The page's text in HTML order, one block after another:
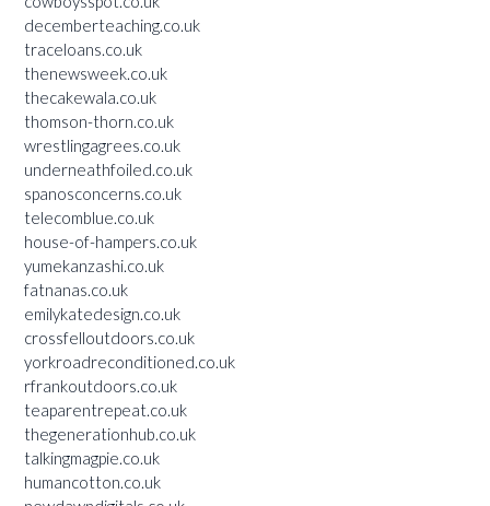
decemberteaching.co.uk
traceloans.co.uk
thenewsweek.co.uk
thecakewala.co.uk
thomson-thorn.co.uk
wrestlingagrees.co.uk
underneathfoiled.co.uk
spanosconcerns.co.uk
telecomblue.co.uk
house-of-hampers.co.uk
yumekanzashi.co.uk
fatnanas.co.uk
emilykatedesign.co.uk
crossfelloutdoors.co.uk
yorkroadreconditioned.co.uk
rfrankoutdoors.co.uk
teaparentrepeat.co.uk
thegenerationhub.co.uk
talkingmagpie.co.uk
humancotton.co.uk